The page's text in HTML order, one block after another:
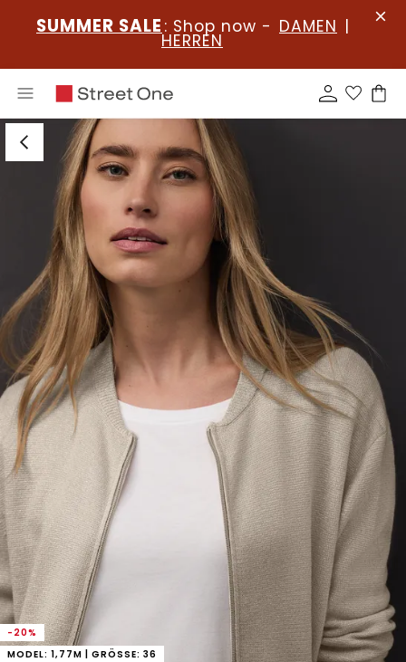
SUMMER SALE : Shop now - DAMEN |
HERREN
-20%
MODEL: 1,77M | GRÖSSE: 36